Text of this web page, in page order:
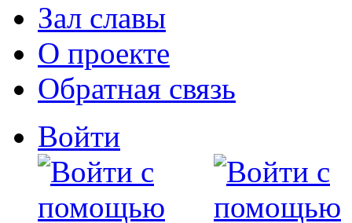
Зал славы
О проекте
Обратная связь
Войти